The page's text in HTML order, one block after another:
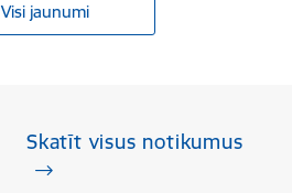
Visi jaunumi
Skatīt visus notikumus